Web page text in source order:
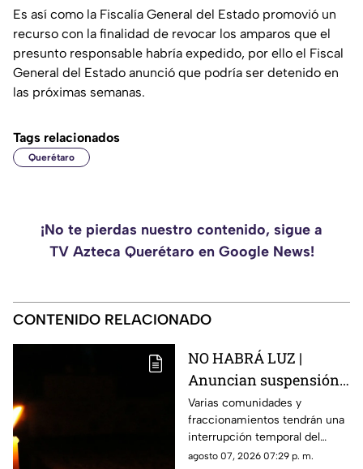
Es así como la Fiscalía General del Estado promovió un
recurso con la finalidad de revocar los amparos que el
presunto responsable habría expedido, por ello el Fiscal
General del Estado anunció que podría ser detenido en
las próximas semanas.
Tags relacionados
Querétaro
¡No te pierdas nuestro contenido, sigue a
TV Azteca Querétaro en Google News!
CONTENIDO RELACIONADO
NO HABRÁ LUZ |
Anuncian suspensión
del suministro eléctrico
en Querétaro; estás
serán las zonas
Varias comunidades y
fraccionamientos tendrán una
interrupción temporal del
servicio eléctrico durante
agosto 07, 2026 07:29 p. m.